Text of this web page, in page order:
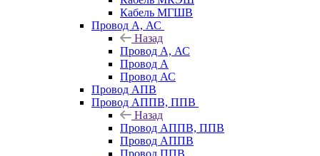
Кабель МГШВ
Провод А, АС
Назад
Провод А, АС
Провод А
Провод АС
Провод АПВ
Провод АППВ, ППВ
Назад
Провод АППВ, ППВ
Провод АППВ
Провод ППВ